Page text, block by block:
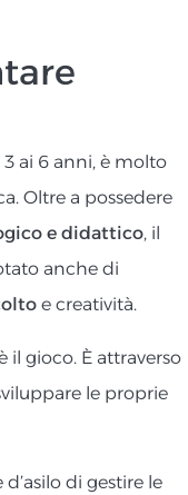
ai 6 anni, è molto
Oltre a possedere
e didattico, il
anche di
e creatività.
gioco. È attraverso
le proprie
di gestire le